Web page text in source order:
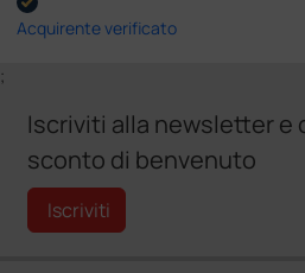
Acquirente verificato
;
Iscriviti alla newsletter e
sconto di benvenuto
Iscriviti